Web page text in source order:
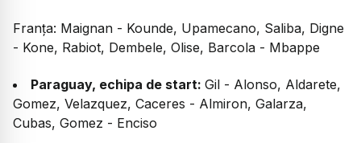
Franța: Maignan - Kounde, Upamecano, Saliba, Digne
- Kone, Rabiot, Dembele, Olise, Barcola - Mbappe
Paraguay, echipa de start: Gil - Alonso, Aldarete,
Gomez, Velazquez, Caceres - Almiron, Galarza,
Cubas, Gomez - Enciso